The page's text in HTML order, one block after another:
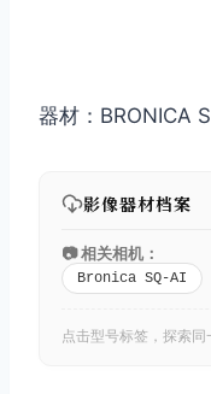
器材：BRONICA
影像器材档案
📷 相关相机：
Bronica SQ-AI
点击型号标签，探索同